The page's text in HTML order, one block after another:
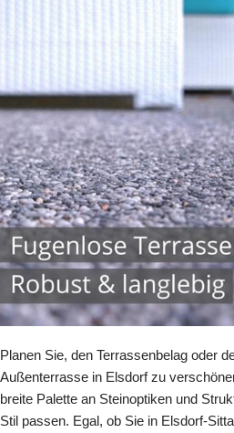
Planen Sie, den Terrassenbelag oder
Außenterrasse in Elsdorf zu
breite Palette an Steinoptiken und
Stil passen. Egal, ob Sie in Elsdorf-